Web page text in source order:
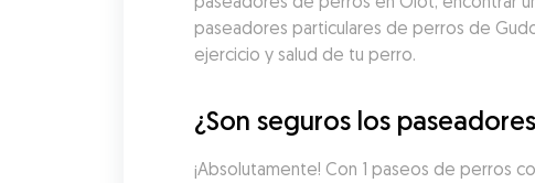
paseadores particulares de perros de
ejercicio y salud de tu perro.
¿Son seguros los
¡Absolutamente! Con 1 paseos de perros